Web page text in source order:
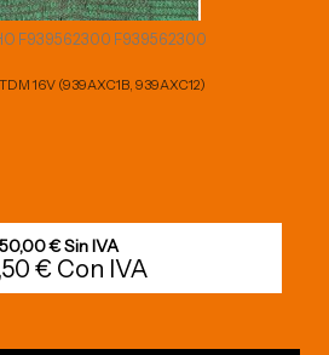
F939562300 F939562300
16V (939AXC1B, 939AXC12)
50,00 € Sin IVA
€ Con IVA